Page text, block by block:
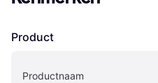
Product
Productnaam